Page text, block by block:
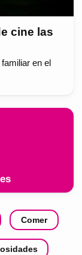
cine las
en el
Comer